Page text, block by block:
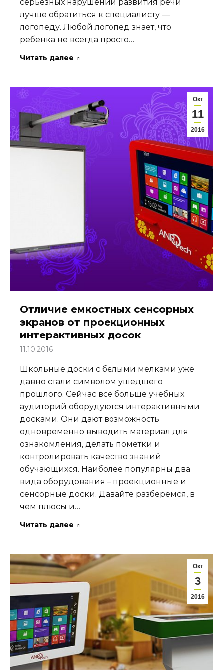
серьезных нарушений развития речи
лучше обратиться к специалисту —
логопеду. Любой логопед знает, что
ребенка не всегда просто…
Читать далее
Окт
11
2016
Отличие емкостных сенсорных
экранов от проекционных
интерактивных досок
11.10.2016
Школьные доски с белыми мелками уже
давно стали символом ушедшего
прошлого. Сейчас все больше учебных
аудиторий оборудуются интерактивными
досками. Они дают возможность
одновременно выводить материал для
ознакомления, делать пометки и
контролировать качество знаний
обучающихся. Наиболее популярны два
вида оборудования – проекционные и
сенсорные доски. Давайте разберемся, в
чем плюсы и…
Читать далее
Окт
3
2016